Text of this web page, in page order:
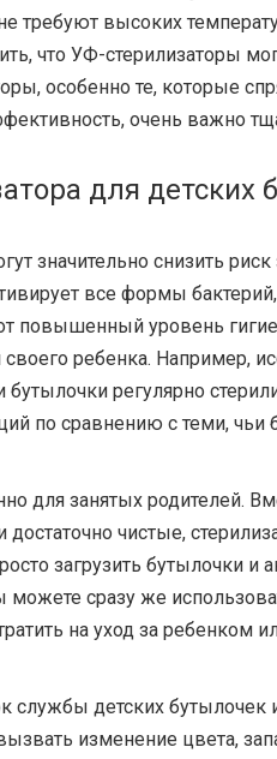
требуют высоких
что УФ-стерилизаторы
особенно те, которые
очень важно
для детских
значительно снизить
все формы
повышенный уровень
ребенка. Например,
регулярно
по сравнению с теми,
для занятых родителей.
чистые,
загрузить бутылочки и
можете сразу же
на уход за ребенком
службы детских
изменение цвета,